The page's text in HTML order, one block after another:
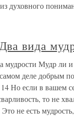
духовного
вида
мудрости Мудр ли и
деле добрым
Но если в вашем
то не
не есть